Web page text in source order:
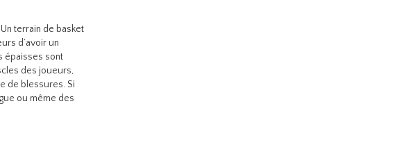
terrain de basket
d’avoir un
épaisses sont
des joueurs,
de blessures. Si
ou même des